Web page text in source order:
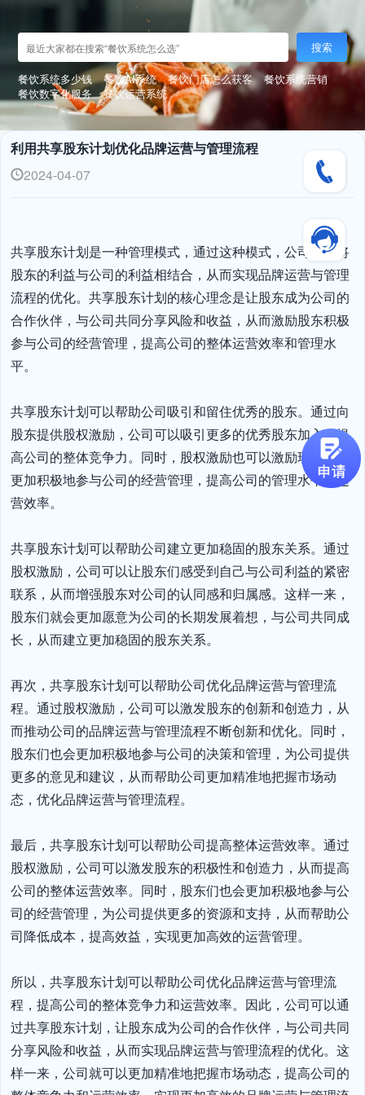
搜索
餐饮系统多少钱 餐饮AI系统 餐饮门店怎么获客
餐饮系统营销
餐饮数字化服务
餐饮运营系统
利用共享股东计划优化品牌运营与管理流程
2024-04-07
共享股东计划是一种管理模式，通过这种模式，公司可以将
股东的利益与公司的利益相结合，从而实现品牌运营与管理
流程的优化。共享股东计划的核心理念是让股东成为公司的
合作伙伴，与公司共同分享风险和收益，从而激励股东积极
参与公司的经营管理，提高公司的整体运营效率和管理水
平。
共享股东计划可以帮助公司吸引和留住优秀的股东。通过向
股东提供股权激励，公司可以吸引更多的优秀股东加入，提
高公司的整体竞争力。同时，股权激励也可以激励现有股东
更加积极地参与公司的经营管理，提高公司的管理水平和运
营效率。
共享股东计划可以帮助公司建立更加稳固的股东关系。通过
股权激励，公司可以让股东们感受到自己与公司利益的紧密
联系，从而增强股东对公司的认同感和归属感。这样一来，
股东们就会更加愿意为公司的长期发展着想，与公司共同成
长，从而建立更加稳固的股东关系。
再次，共享股东计划可以帮助公司优化品牌运营与管理流
程。通过股权激励，公司可以激发股东的创新和创造力，从
而推动公司的品牌运营与管理流程不断创新和优化。同时，
股东们也会更加积极地参与公司的决策和管理，为公司提供
更多的意见和建议，从而帮助公司更加精准地把握市场动
态，优化品牌运营与管理流程。
最后，共享股东计划可以帮助公司提高整体运营效率。通过
股权激励，公司可以激发股东的积极性和创造力，从而提高
公司的整体运营效率。同时，股东们也会更加积极地参与公
司的经营管理，为公司提供更多的资源和支持，从而帮助公
司降低成本，提高效益，实现更加高效的运营管理。
所以，共享股东计划可以帮助公司优化品牌运营与管理流
程，提高公司的整体竞争力和运营效率。因此，公司可以通
过共享股东计划，让股东成为公司的合作伙伴，与公司共同
分享风险和收益，从而实现品牌运营与管理流程的优化。这
样一来，公司就可以更加精准地把握市场动态，提高公司的